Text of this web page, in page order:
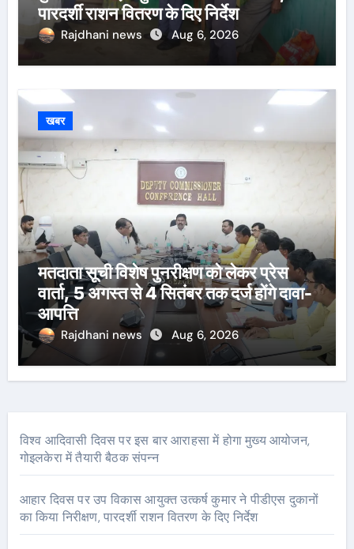
पारदर्शी राशन वितरण के दिए निर्देश
Rajdhani news Aug 6, 2026
खबर
मतदाता सूची विशेष पुनरीक्षण को लेकर प्रेस
वार्ता, 5 अगस्त से 4 सितंबर तक दर्ज होंगे दावा-
आपत्ति
Rajdhani news Aug 6, 2026
विश्व आदिवासी दिवस पर इस बार आराहसा में होगा मुख्य आयोजन,
गोइलकेरा में तैयारी बैठक संपन्न
आहार दिवस पर उप विकास आयुक्त उत्कर्ष कुमार ने पीडीएस दुकानों
का किया निरीक्षण, पारदर्शी राशन वितरण के दिए निर्देश